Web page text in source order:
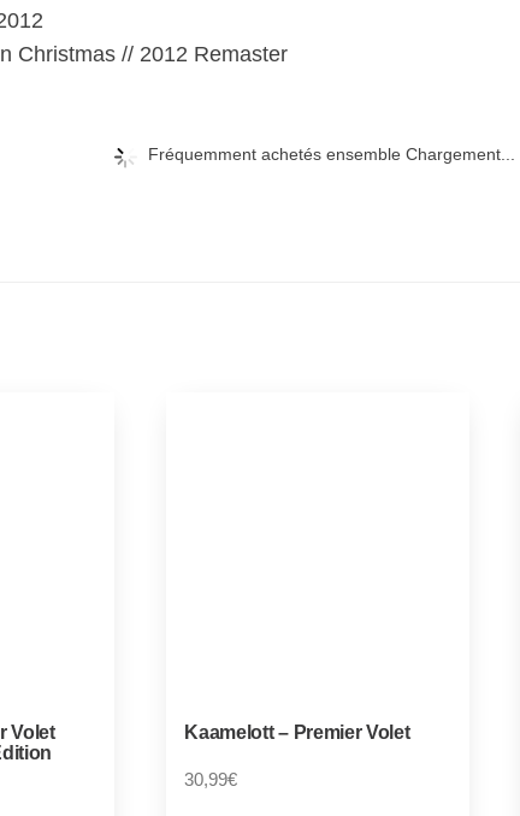
Christmas // 2012 Remaster
Fréquemment achetés ensemble Chargement...
Volet
Kaamelott – Premier Volet
30,99€